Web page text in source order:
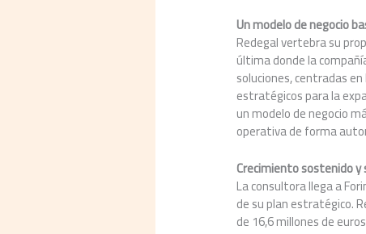
Un modelo de negocio
Redegal vertebra su
última donde la
soluciones, centradas
estratégicos para la
un modelo de negocio
operativa de forma
Crecimiento sostenido
La consultora llega a
de su plan estratégico.
de 16,6 millones de